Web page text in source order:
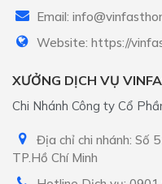
Email:
Website: https://
XƯỞNG DỊCH VỤ
Chi Nhánh Công ty Cổ
Địa chỉ chi nhánh: Số
TP.Hồ Chí Minh